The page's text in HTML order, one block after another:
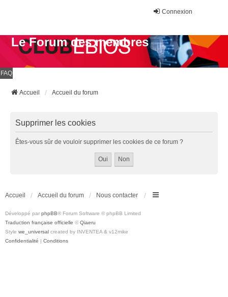
Connexion
Le Forum des membres
FAQ
Accueil Accueil du forum
Supprimer les cookies
Êtes-vous sûr de vouloir supprimer les cookies de ce forum ?
Accueil Accueil du forum Nous contacter
Développé par phpBB® Forum Software © phpBB Limited
Traduction française officielle © Qiaeru
Style we_universal created by INVENTEA & v12mike
Confidentialité | Conditions